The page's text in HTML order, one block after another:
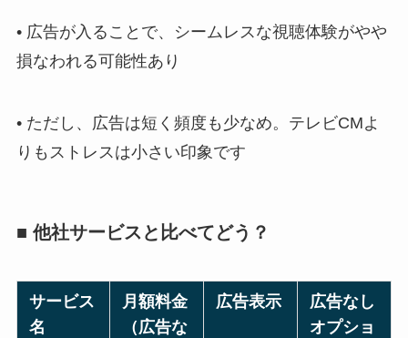
• 広告が入ることで、シームレスな視聴体験がやや
損なわれる可能性あり
• ただし、広告は短く頻度も少なめ。テレビCMよ
りもストレスは小さい印象です
■ 他社サービスと比べてどう？
サービス
名
月額料金
（広告な
広告表示
広告なし
オプショ